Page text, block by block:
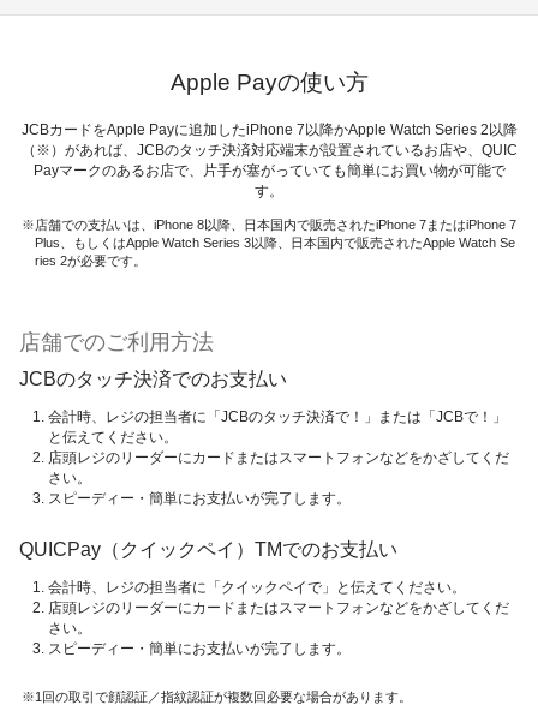
Apple Payの使い方
JCBカードをApple Payに追加したiPhone 7以降かApple Watch Series 2以降
（※）があれば、JCBのタッチ決済対応端末が設置されているお店や、QUIC
Payマークのあるお店で、片手が塞がっていても簡単にお買い物が可能で
す。
店舗での支払いは、iPhone 8以降、日本国内で販売されたiPhone 7またはiPhone 7
Plus、もしくはApple Watch Series 3以降、日本国内で販売されたApple Watch Se
ries 2が必要です。
店舗でのご利用方法
JCBのタッチ決済でのお支払い
会計時、レジの担当者に「JCBのタッチ決済で！」または「JCBで！」
と伝えてください。
店頭レジのリーダーにカードまたはスマートフォンなどをかざしてくだ
さい。
スピーディー・簡単にお支払いが完了します。
QUICPay（クイックペイ）TMでのお支払い
会計時、レジの担当者に「クイックペイで」と伝えてください。
店頭レジのリーダーにカードまたはスマートフォンなどをかざしてくだ
さい。
スピーディー・簡単にお支払いが完了します。
1回の取引で顔認証／指紋認証が複数回必要な場合があります。